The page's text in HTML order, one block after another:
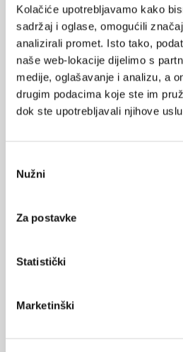
Kolačiće upotrebljavamo kako
sadržaj i oglase, omogućili
analizirali promet. Isto tako,
naše web-lokacije dijelimo s
medije, oglašavanje i analizu, a
drugim podacima koje ste im
dok ste upotrebljavali njihove
pristanka
Nužni
Za postavke
Statistički
Marketinški
B.1.1.7 varijanta vjerojatno nije
oblikom bolesti COVID-19
07.10.2020.
COVID-19: Adolescentica kao
država
14.09.2020.
09.06.2020.
gripe?